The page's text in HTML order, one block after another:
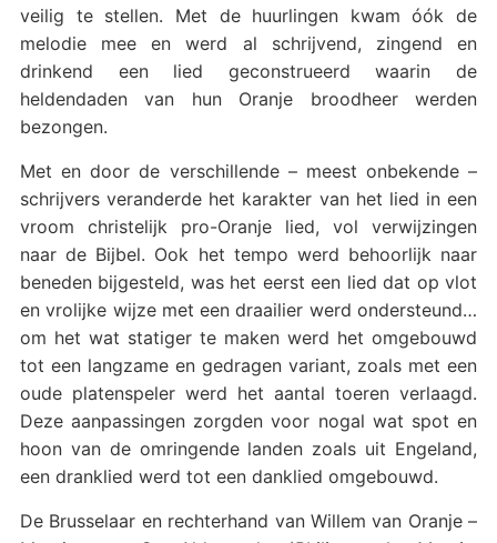
veilig te stellen. Met de huurlingen kwam óók de
melodie mee en werd al schrijvend, zingend en
drinkend een lied geconstrueerd waarin de
heldendaden van hun Oranje broodheer werden
bezongen.
Met en door de verschillende – meest onbekende –
schrijvers veranderde het karakter van het lied in een
vroom christelijk pro-Oranje lied, vol verwijzingen
naar de Bijbel. Ook het tempo werd behoorlijk naar
beneden bijgesteld, was het eerst een lied dat op vlot
en vrolijke wijze met een draailier werd ondersteund…
om het wat statiger te maken werd het omgebouwd
tot een langzame en gedragen variant, zoals met een
oude platenspeler werd het aantal toeren verlaagd.
Deze aanpassingen zorgden voor nogal wat spot en
hoon van de omringende landen zoals uit Engeland,
een dranklied werd tot een danklied omgebouwd.
De Brusselaar en rechterhand van Willem van Oranje –